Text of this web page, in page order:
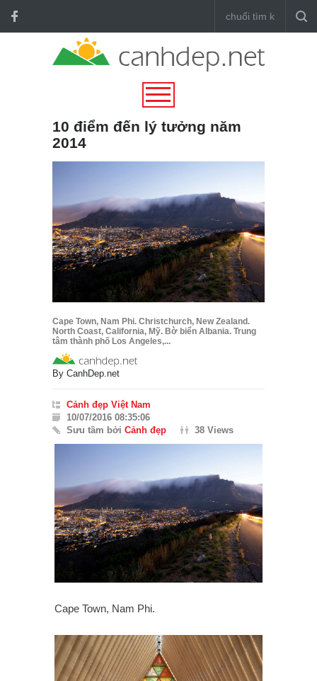
10 điểm đến lý tưởng năm
2014
Cape Town, Nam Phi. Christchurch, New Zealand.
North Coast, California, Mỹ. Bờ biển Albania. Trung
tâm thành phố Los Angeles,...
By CanhDep.net
Cảnh đẹp Việt Nam
10/07/2016 08:35:06
Sưu tầm bởi Cảnh đẹp 38 Views
Cape Town, Nam Phi.